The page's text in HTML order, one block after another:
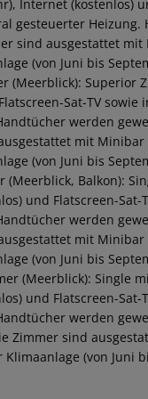
Internet (kostenlos)
gesteuerter Heizung.
sind ausgestattet
(von Juni bis
(Meerblick): Superior
Sat-TV
werden
mit
(von Juni bis
Balkon):
und Flatscreen-
werden
mit
(von Juni bis
(Meerblick): Single
und Flatscreen-
werden
Zimmer sind
(von Juni